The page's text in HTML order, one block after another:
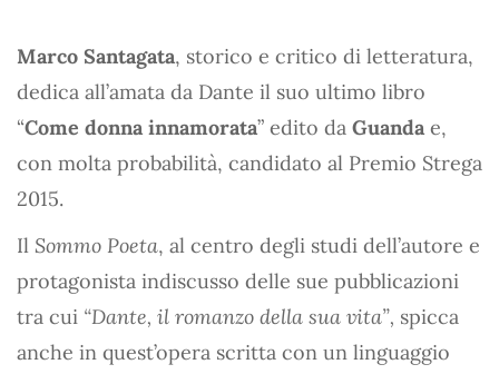
Marco Santagata, storico e critico di letteratura,
dedica all’amata da Dante il suo ultimo libro
“Come donna innamorata” edito da Guanda e,
con molta probabilità, candidato al Premio Strega
2015.
Il Sommo Poeta, al centro degli studi dell’autore e
protagonista indiscusso delle sue pubblicazioni
tra cui “Dante, il romanzo della sua vita”, spicca
anche in quest’opera scritta con un linguaggio